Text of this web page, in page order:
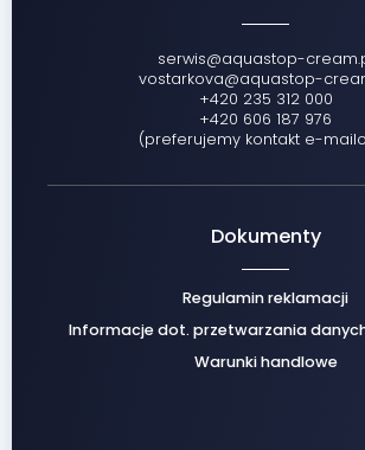
serwis@aquastop-
vostarkova@aquastop-
+420 235 312 000
+420 606 187 976
(preferujemy kontakt e-
Dokumenty
Regulamin reklamacji
Informacje dot. przetwarzania
Warunki handlowe